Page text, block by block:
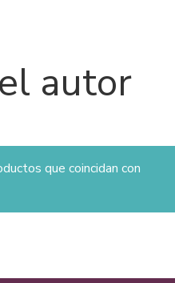
autor
que coincidan con